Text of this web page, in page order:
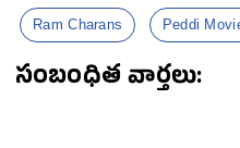
Ram Charans Peddi
సంబంధిత వార్తలు: